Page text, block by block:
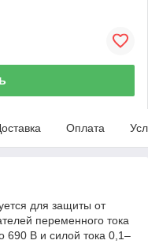
Оплата
для защиты от
переменного тока
690 В и силой тока 0,1–